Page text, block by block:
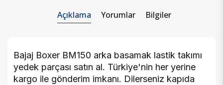
Açıklama Yorumlar Bilgiler
Bajaj Boxer BM150 arka basamak lastik takımı
yedek parçası satın al. Türkiye'nin her yerine
kargo ile gönderim imkanı. Dilerseniz kapıda